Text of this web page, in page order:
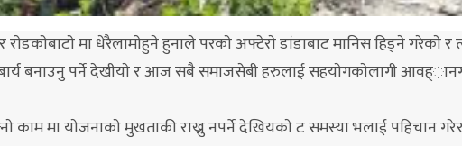
मा धेरैलामाेहुने हुनाले परकाे अफ्टेराे डांडाबाट मानिस हिड्ने गरेकाे र
बनाउनु पर्ने देखीयाे र आज सबै समाजसेबी हरुलाई सहयाेगकाेलागी
मा याेजनाकाे मुखताकी राख्नु नपर्ने देखियकाे ट समस्या भलाई पहिचान